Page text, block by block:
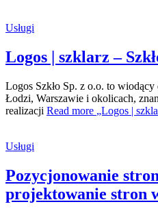
Usługi
Logos | szklarz –
Logos Szkło Sp. z o.o. to
Łodzi, Warszawie i okolicach,
realizacji Read more „Logos |
Usługi
Pozycjonowanie
projektowanie stron